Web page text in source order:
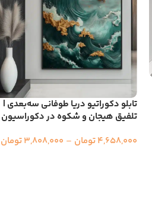
تابلو دکوراتیو دریا طوفانی سه‌بعدی |
تلفیق هیجان و شکوه در دکوراسیون
4,658,000تومان –
3,808,000تومان